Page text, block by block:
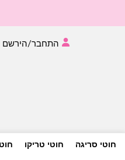
התחבר/הירשם
חוטי סריגה חוטי טריקו